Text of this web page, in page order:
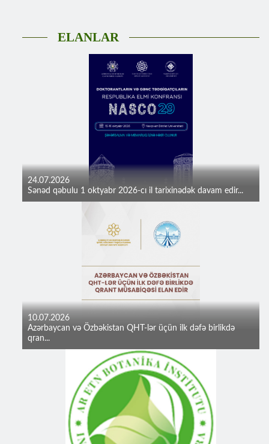
ELANLAR
24.07.2026
Sənəd qəbulu 1 oktyabr 2026-cı il tarixinədək davam edir...
10.07.2026
Azərbaycan və Özbəkistan QHT-lər üçün ilk dəfə birlikdə
qran...